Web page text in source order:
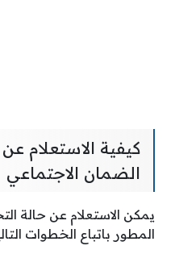
كيفية الاستعلام
الضمان الاجتماعي
يمكن الاستعلام عن حالة
المطور باتباع الخطوات